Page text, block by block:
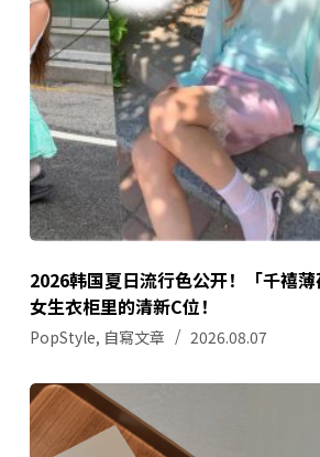
2026韩国夏日流行色公开！「千禧薄
女生衣柜里的清新C位！
PopStyle, 自寫文章 2026.08.07